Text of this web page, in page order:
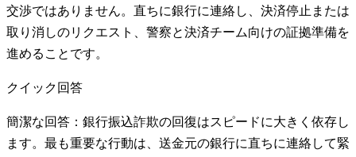
交渉ではありません。直ちに銀行に連絡し、決済停止または
取り消しのリクエスト、警察と決済チーム向けの証拠準備を
進めることです。
クイック回答
簡潔な回答：銀行振込詐欺の回復はスピードに大きく依存し
ます。最も重要な行動は、送金元の銀行に直ちに連絡して緊